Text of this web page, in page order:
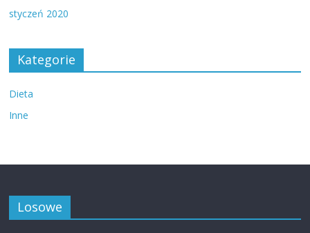
styczeń 2020
Kategorie
Dieta
Inne
Losowe